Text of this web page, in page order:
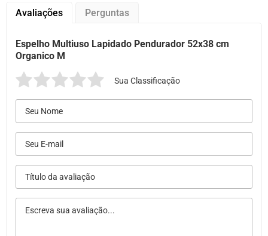
Avaliações Perguntas
Espelho Multiuso Lapidado Pendurador 52x38 cm
Organico M
Sua Classificação